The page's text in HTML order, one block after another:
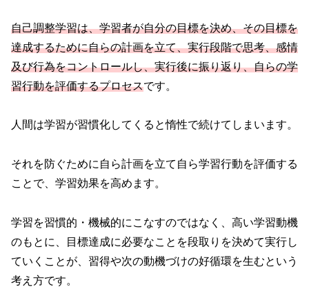
自己調整学習は、学習者が自分の目標を決め、その目標を
達成するために自らの計画を立て、実行段階で思考、感情
及び行為をコントロールし、実行後に振り返り、自らの学
習行動を評価するプロセスです。
人間は学習が習慣化してくると惰性で続けてしまいます。
それを防ぐために自ら計画を立て自ら学習行動を評価する
ことで、学習効果を高めます。
学習を習慣的・機械的にこなすのではなく、高い学習動機
のもとに、目標達成に必要なことを段取りを決めて実行し
ていくことが、習得や次の動機づけの好循環を生むという
考え方です。